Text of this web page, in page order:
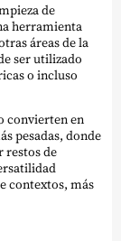
de
herramienta
áreas de la
ser utilizado
o incluso
convierten en
pesadas, donde
restos de
contextos, más